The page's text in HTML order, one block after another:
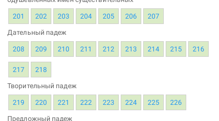
201 202 203 204 205 206 207
Дательный падеж
208 209 210 211 212 213 214 215 216
217 218
Творительный падеж
219 220 221 222 223 224 225 226
Предложный падеж